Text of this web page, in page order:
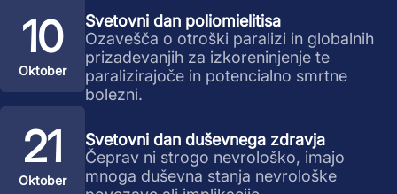
10
Oktober
Svetovni dan poliomielitisa
Ozavešča o otroški paralizi in globalnih
prizadevanjih za izkoreninjenje te
paralizirajoče in potencialno smrtne
bolezni.
21
Oktober
Svetovni dan duševnega zdravja
Čeprav ni strogo nevrološko, imajo
mnoga duševna stanja nevrološke